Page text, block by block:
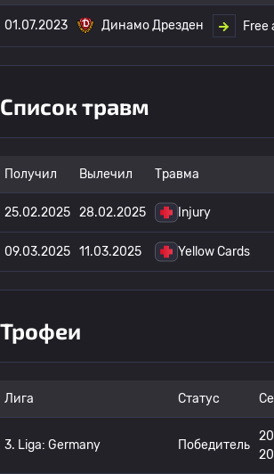
01.07.2023 Динамо Дрезден Free
Список травм
Получил Вылечил Травма
25.02.2025 28.02.2025 Injury
09.03.2025 11.03.2025 Yellow Cards
Трофеи
Лига Статус
3. Liga: Germany Победитель